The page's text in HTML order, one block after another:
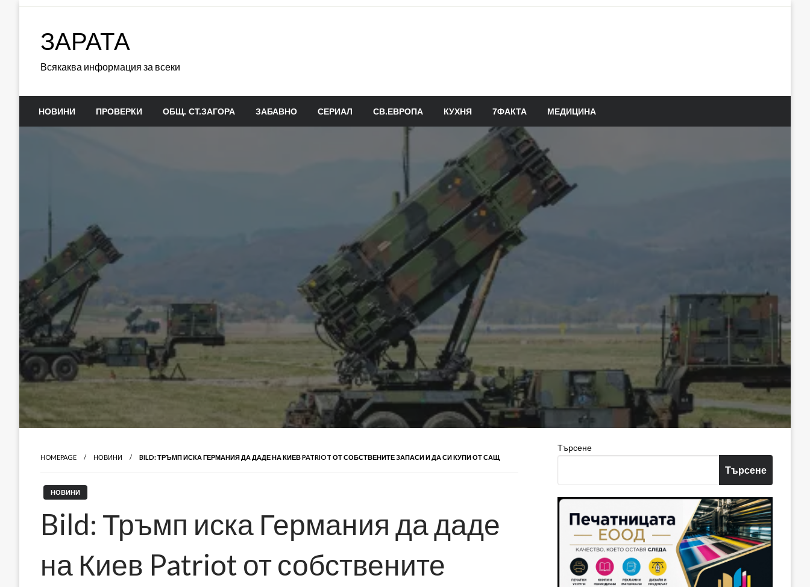
ЗАРАТА
Всякаква информация за всеки
НОВИНИ ПРОВЕРКИ ОБЩ. СТ.ЗАГОРА ЗАБАВНО СЕРИАЛ СВ.ЕВРОПА КУХНЯ 7ФАКТА МЕДИЦИНА
HOMEPAGE НОВИНИ BILD: ТРЪМП ИСКА ГЕРМАНИЯ ДА ДАДЕ НА КИЕВ PATRIOT ОТ СОБСТВЕНИТЕ ЗАПАСИ И ДА СИ КУПИ ОТ САЩ
НОВИНИ
Bild: Тръмп иска Германия да даде
на Киев Patriot от собствените
Търсене
Търсене